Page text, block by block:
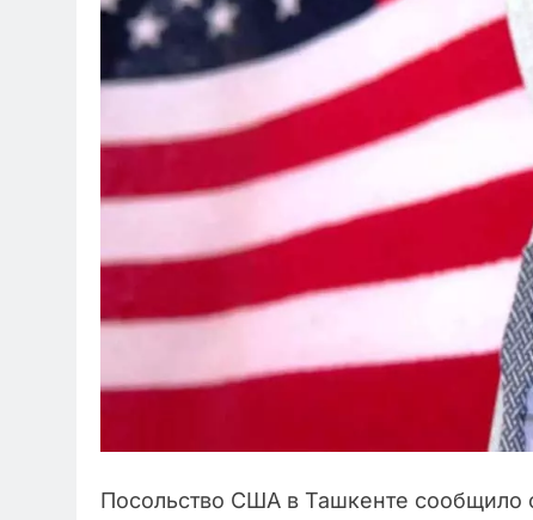
Посольство США в Ташкенте сообщило